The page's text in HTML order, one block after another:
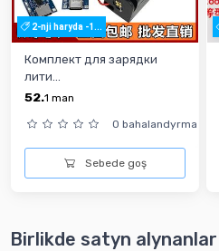
2-nji haryda -1...
Комплект для зарядки
лити...
52.1 man
0 bahalandyrma
Sebede goş
Birlikde satyn alynanlar